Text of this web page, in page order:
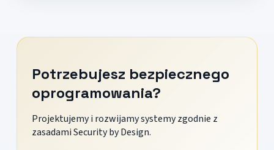
Potrzebujesz bezpiecznego
oprogramowania?
Projektujemy i rozwijamy systemy zgodnie z
zasadami Security by Design.